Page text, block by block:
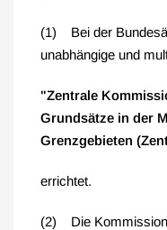
(1) Bei der
unabhängige und
"Zentrale
Grundsätze in der
Grenzgebieten
errichtet.
(2) Die Kommission